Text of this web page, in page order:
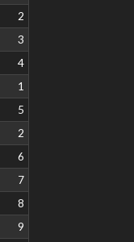
2
3
4
1
5
2
6
7
8
9